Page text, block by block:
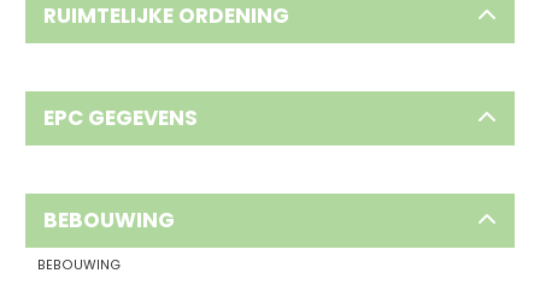
RUIMTELIJKE ORDENING
EPC GEGEVENS
BEBOUWING
BEBOUWING